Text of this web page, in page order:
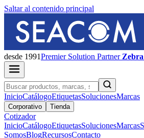
Saltar al contenido principal
desde 1991PremierSolution Partner
InicioCatálogoEtiquetasSolucionesMarcas
Corporativo Tienda
Cotizador
InicioCatálogoEtiquetasSolucionesMarcas
SomosBlogRecursosContacto